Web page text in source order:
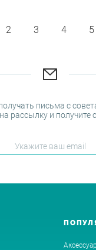
2 3 4 5
письма с
рассылку и получите